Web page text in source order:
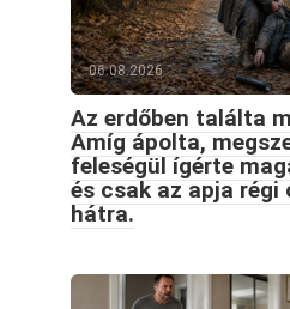
06.08.2026
Az erdőben találta
Amíg ápolta,
feleségül ígérte
és csak az apja
hátra.